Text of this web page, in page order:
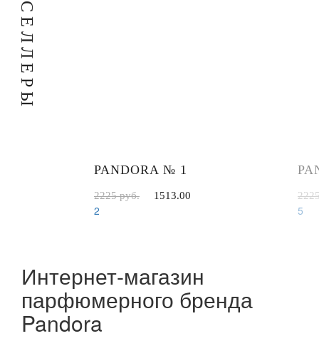
С
Е
Л
Л
Е
Р
Ы
PANDORA № 1
2225 руб. 1513.00
2 5
Интернет-магазин
парфюмерного бренда
Pandora